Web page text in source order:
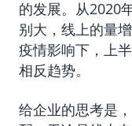
的发展。从2020
别大，线上的量
疫情影响下，上
相反趋势。
给企业的思考是